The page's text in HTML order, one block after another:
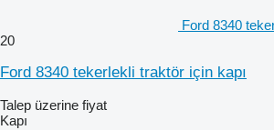
Ford 8340
20
Ford 8340 tekerlekli traktör için kapı
Talep üzerine fiyat
Kapı